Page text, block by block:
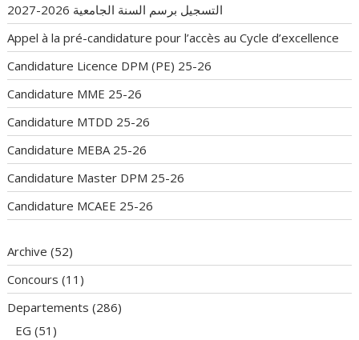
التسجيل برسم السنة الجامعية 2026-2027
Appel à la pré-candidature pour l’accès au Cycle d’excellence
Candidature Licence DPM (PE) 25-26
Candidature MME 25-26
Candidature MTDD 25-26
Candidature MEBA 25-26
Candidature Master DPM 25-26
Candidature MCAEE 25-26
Archive (52)
Concours (11)
Departements (286)
EG (51)